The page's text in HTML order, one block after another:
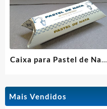
Caixa para Pastel de Nata
Mais Vendidos